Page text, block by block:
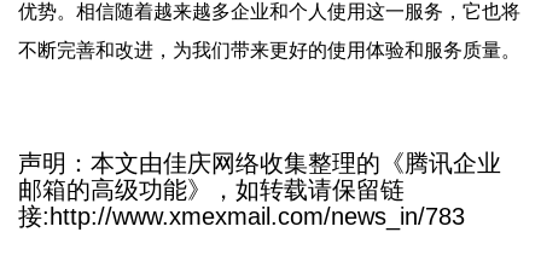
优势。相信随着越来越多企业和个人使用这一服务，它也将
不断完善和改进，为我们带来更好的使用体验和服务质量。
声明：本文由佳庆网络收集整理的《腾讯企业
邮箱的高级功能》，如转载请保留链
接:http://www.xmexmail.com/news_in/783